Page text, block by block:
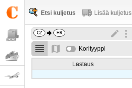
Etsi kuljetus Lisää kuljetus
Korityyppi
Lastaus